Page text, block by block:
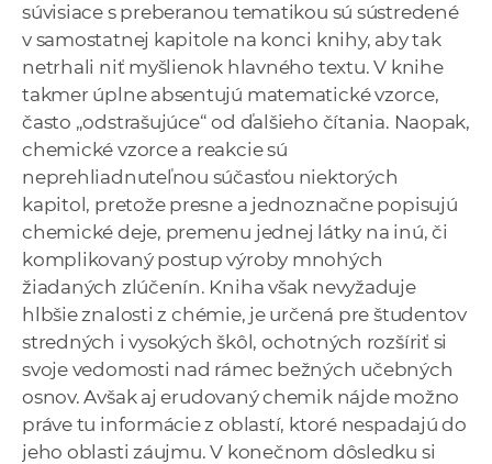
súvisiace s preberanou tematikou sú sústredené
v samostatnej kapitole na konci knihy, aby tak
netrhali niť myšlienok hlavného textu. V knihe
takmer úplne absentujú matematické vzorce,
často „odstrašujúce“ od ďalšieho čítania. Naopak,
chemické vzorce a reakcie sú
neprehliadnuteľnou súčasťou niektorých
kapitol, pretože presne a jednoznačne popisujú
chemické deje, premenu jednej látky na inú, či
komplikovaný postup výroby mnohých
žiadaných zlúčenín. Kniha však nevyžaduje
hlbšie znalosti z chémie, je určená pre študentov
stredných i vysokých škôl, ochotných rozšíriť si
svoje vedomosti nad rámec bežných učebných
osnov. Avšak aj erudovaný chemik nájde možno
práve tu informácie z oblastí, ktoré nespadajú do
jeho oblasti záujmu. V konečnom dôsledku si